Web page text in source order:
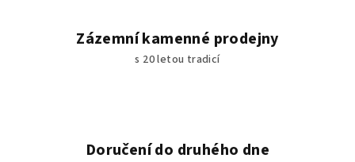
Zázemní kamenné prodejny
s 20 letou tradicí
Doručení do druhého dne